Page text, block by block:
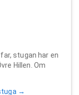
stugan har en
Hillen. Om
→